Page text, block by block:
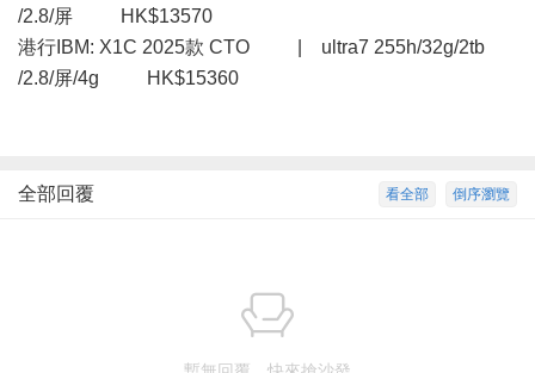
/2.8/屏 HK$13570
港行IBM: X1C 2025款 CTO | ultra7 255h/32g/2tb
/2.8/屏/4g HK$15360
倒序瀏覽
看全部
全部回覆